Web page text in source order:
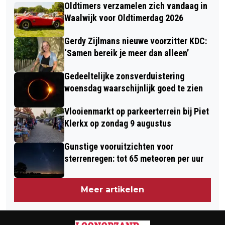
ZAND JANUARI 2017
Oldtimers verzamelen zich vandaag in
Waalwijk voor Oldtimerdag 2026
Gerdy Zijlmans nieuwe voorzitter KDC:
‘Samen bereik je meer dan alleen’
Gedeeltelijke zonsverduistering
woensdag waarschijnlijk goed te zien
Vlooienmarkt op parkeerterrein bij Piet
Klerkx op zondag 9 augustus
Gunstige vooruitzichten voor
sterrenregen: tot 65 meteoren per uur
Meer artikelen